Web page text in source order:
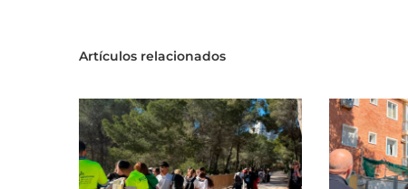
Artículos relacionados